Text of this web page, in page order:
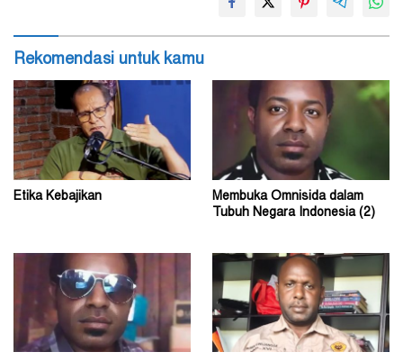
Rekomendasi untuk kamu
Etika Kebajikan
Membuka Omnisida dalam
Tubuh Negara Indonesia (2)